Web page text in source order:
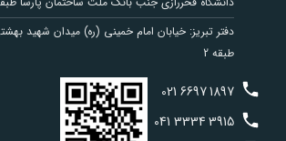
دفتر تبریز: خیابان امام خمینی (ره) میدان شهید
طبقه 2
021 66971897
041 33343915